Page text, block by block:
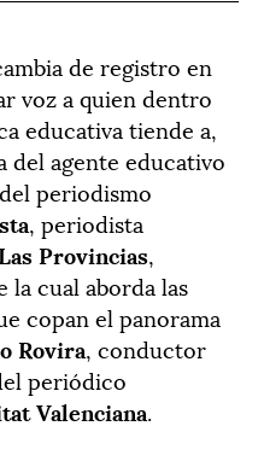
de registro en
voz a quien dentro
educativa tiende a,
del agente educativo
periodismo
, periodista
Provincias,
la cual aborda las
copan el panorama
Rovira, conductor
periódico
Valenciana.